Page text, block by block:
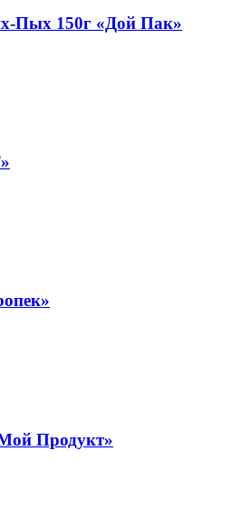
Пых 150г «Дой Пак»
Продукт»